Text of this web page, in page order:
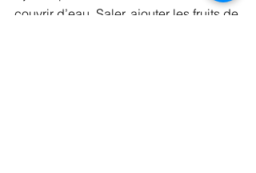
couvrir d’eau. Saler, ajouter les fruits de